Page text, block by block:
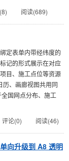
阅读(689)
定表单内带经纬度的
记的形式展示在对应
目、施工点位等资源
历、画廊视图共用同
国网点分布、施工
评论(0) 阅读(46)
向升级到 A8 透明